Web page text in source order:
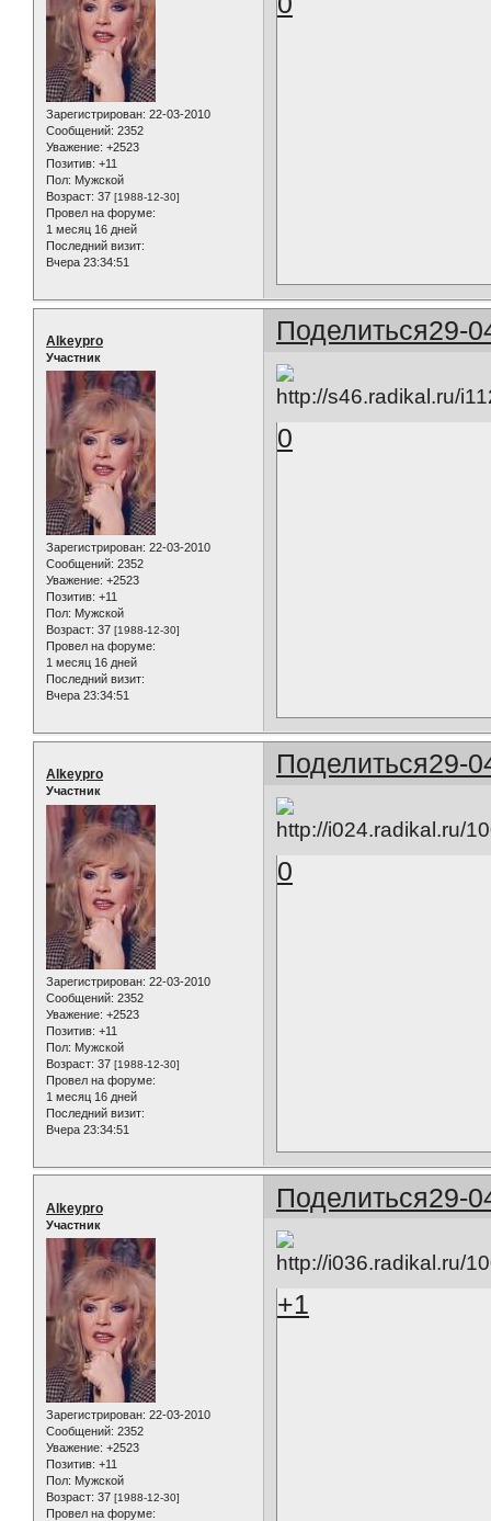
Зарегистрирован: 22-03-2010
Сообщений: 2352
Уважение: +2523
Позитив: +11
Пол: Мужской
Возраст: 37 [1988-12-30]
Провел на форуме:
1 месяц 16 дней
Последний визит:
Вчера 23:34:51
Поделиться29-
Alkeypro
Участник
Зарегистрирован: 22-03-2010
Сообщений: 2352
Уважение: +2523
Позитив: +11
Пол: Мужской
Возраст: 37 [1988-12-30]
Провел на форуме:
1 месяц 16 дней
Последний визит:
Вчера 23:34:51
0
Поделиться29-
Alkeypro
Участник
Зарегистрирован: 22-03-2010
Сообщений: 2352
Уважение: +2523
Позитив: +11
Пол: Мужской
Возраст: 37 [1988-12-30]
Провел на форуме:
1 месяц 16 дней
Последний визит:
Вчера 23:34:51
0
Поделиться29-
Alkeypro
Участник
Зарегистрирован: 22-03-2010
Сообщений: 2352
Уважение: +2523
Позитив: +11
Пол: Мужской
Возраст: 37 [1988-12-30]
Провел на форуме:
+1